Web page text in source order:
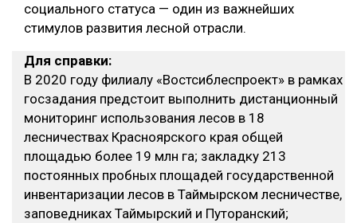
социального статуса — один из важнейших
стимулов развития лесной отрасли.
Для справки:
В 2020 году филиалу «Востсиблеспроект» в рамках
госзадания предстоит выполнить дистанционный
мониторинг использования лесов в 18
лесничествах Красноярского края общей
площадью более 19 млн га; закладку 213
постоянных пробных площадей государственной
инвентаризации лесов в Таймырском лесничестве,
заповедниках Таймырский и Путоранский;